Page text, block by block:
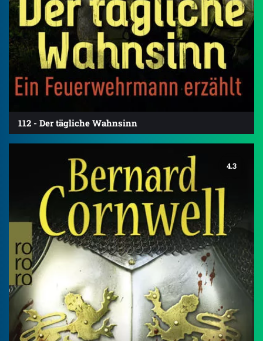
112 - Der tägliche Wahnsinn
4.3